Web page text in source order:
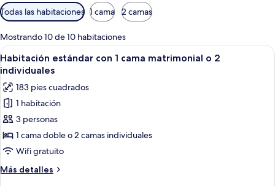
Filtros
disponibles
para
las
habitaciones
Todas las habitaciones 1 cama 2 camas
Mostrando 10 de 10 habitaciones
Abrir
todas
las
fotos
de
Habitación
estándar
con
1
cama
Habitación de hotel con cama, ropa
7
Habitación estándar con 1 cama matrimonial o 2
individuales
183 pies cuadrados
1 habitación
3 personas
1 cama doble o 2 camas individuales
Wifi gratuito
Más detalles
Más